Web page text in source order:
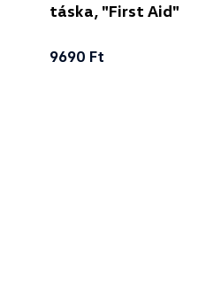
táska, "First Aid"
9690 Ft